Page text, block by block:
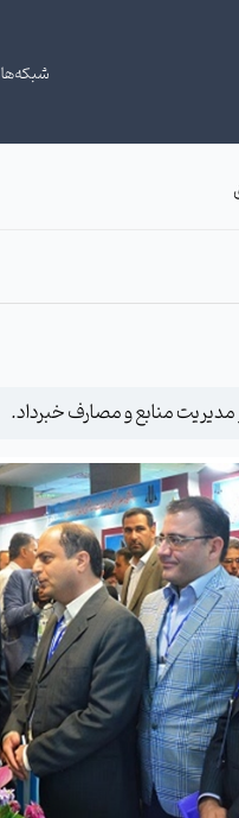
شبکه‌ها
منابع و مصارف خبرداد.